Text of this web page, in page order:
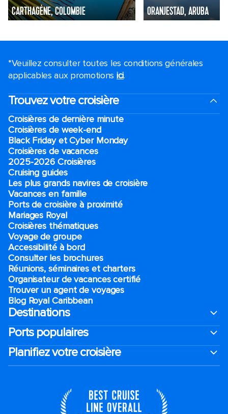
CARTHAGÈNE, COLOMBIE ORANJESTAD, ARUBA
*Veuillez consulter toutes les conditions générales
applicables aux promotions ici.
Trouvez votre croisière
Croisières de dernière minute
Croisières de week-end
Black Friday et Cyber Monday
Croisières de vacances
2025-2026 Croisières
Cruising guides
Les plus grands navires de croisière
Vacances en famille
Ports de croisière à proximité
Mariages Royal
Croisières thématiques
Voyage de groupe​
Accessibilité à bord​
Consulter les brochures
Réunions, séminaires et charters
Organisateur de vacances certifié
Trouver un agent de voyages
Blog Royal Caribbean
Destinations
Ports populaires
Planifiez votre croisière